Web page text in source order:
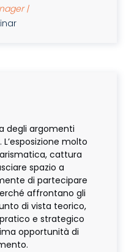
|
degli argomenti
molto
cattura
spazio a
di partecipare
affrontano gli
di vista teorico,
e strategico
opportunità di